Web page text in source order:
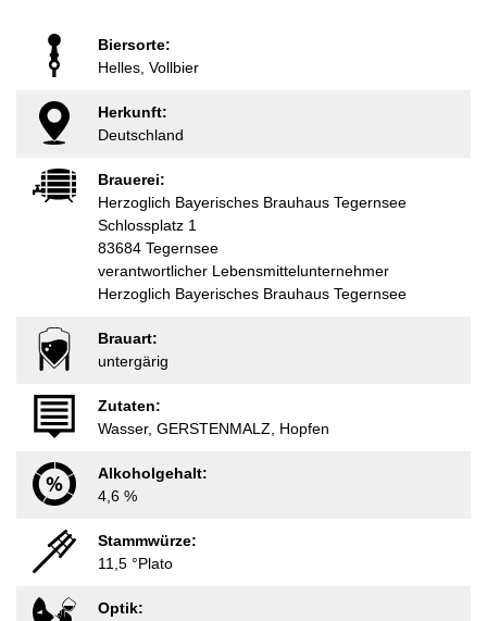
Biersorte:
Helles, Vollbier
Herkunft:
Deutschland
Brauerei:
Herzoglich Bayerisches Brauhaus Tegernsee
Schlossplatz 1
83684 Tegernsee
verantwortlicher Lebensmittelunternehmer
Herzoglich Bayerisches Brauhaus Tegernsee
Brauart:
untergärig
Zutaten:
Wasser, GERSTENMALZ, Hopfen
Alkoholgehalt:
4,6 %
Stammwürze:
11,5 °Plato
Optik: